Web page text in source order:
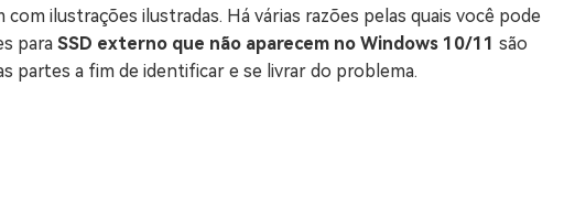
11 Upgrade Checker
Atualização do Windows 11 Grátis
ilustrações ilustradas. Há várias razões pelas quais você pode
para SSD externo que não aparecem no Windows 10/11 são
partes a fim de identificar e se livrar do problema.